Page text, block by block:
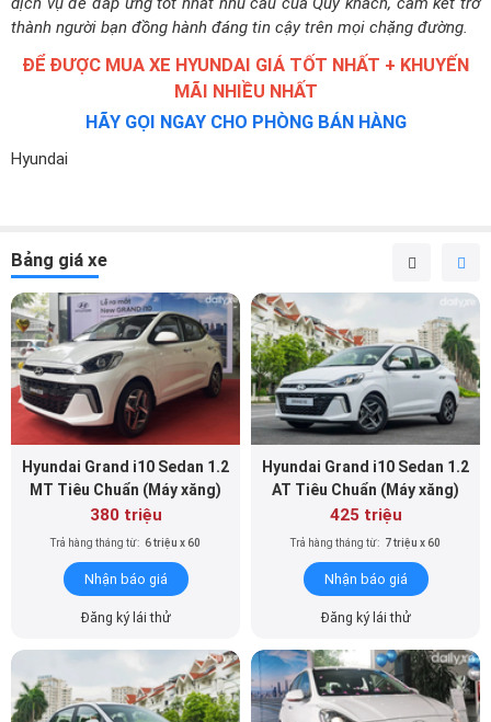
ĐỂ ĐƯỢC MUA XE HYUNDAI GIÁ TỐT NHẤT + KHUYẾN
MÃI NHIỀU NHẤT
HÃY GỌI NGAY CHO PHÒNG BÁN HÀNG
Hyundai Grand i10 Sedan 1.2
MT Tiêu Chuẩn (Máy xăng)
380 triệu
Trả hàng tháng từ: 6 triệu x 60
Hyundai Grand i10 Sedan 1.2
AT Tiêu Chuẩn (Máy xăng)
425 triệu
Trả hàng tháng từ: 7 triệu x 60